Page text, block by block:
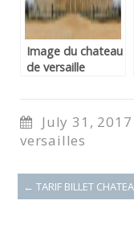
Image du chateau
de versaille
July 31, 2017
versailles
← TARIF BILLET